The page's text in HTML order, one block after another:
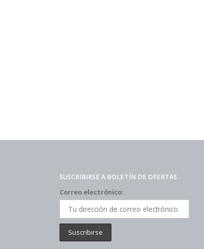
SUSCRIBIRSE A BOLETÍN DE OFERTAS
Correo electrónico: